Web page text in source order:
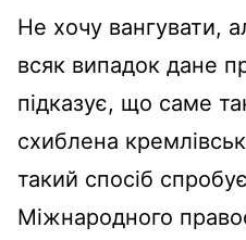
Не хочу вангувати,
всяк випадок дане
підказує, що саме
схиблена
такий спосіб
Міжнародного